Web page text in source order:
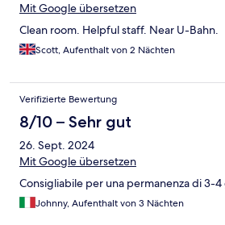
Mit Google übersetzen
Clean room. Helpful staff. Near U-Bahn.
Scott, Aufenthalt von 2 Nächten
Verifizierte Bewertung
8/10 – Sehr gut
26. Sept. 2024
Mit Google übersetzen
Consigliabile per una permanenza di 3-
Johnny, Aufenthalt von 3 Nächten